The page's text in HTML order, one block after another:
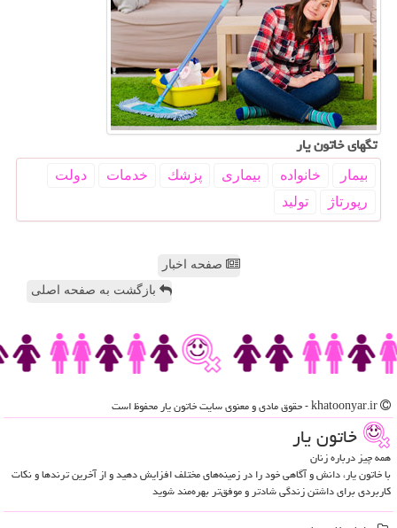
تگهای خاتون یار
بیمار خانواده بیماری پزشك خدمات
دولت
رپورتاژ
تولید
صفحه اخبار
بازگشت به صفحه اصلی
خاتون یار
همه چیز درباره زنان
با خاتون یار، دانش و آگاهی خود را در زمینه‌های مختلف افزایش دهید و از آخرین ترندها و نکات
کاربردی برای داشتن زندگی شادتر و موفق‌تر بهره‌مند شوید